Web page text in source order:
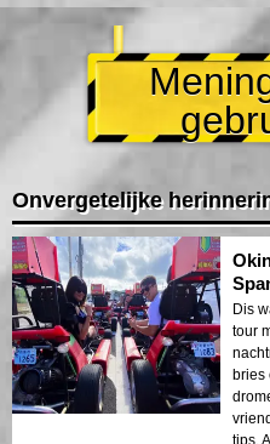
Onvergetelijke
Dis
tour
bries
tips.